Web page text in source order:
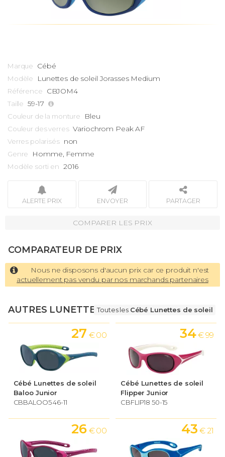
Marque Cébé
Modèle Lunettes de soleil Jorasses Medium
Référence CBJOM4
Taille 59-17
Couleur de la monture Bleu
Couleur des verres Variochrom Peak AF
Verres polarisés non
Genre Homme, Femme
Modèle sorti en 2016
ALERTE PRIX ENVOYER PARTAGER
COMPARER LES PRIX
COMPARATEUR DE PRIX
Nous ne disposons d'aucun prix car ce produit n'est
actuellement pas vendu par nos marchands partenaires
AUTRES LUNETTESToutes les Cébé Lunettes de soleil
Cébé Lunettes de soleil
Baloo Junior
CBBALOO5 46-11
27 € 00
Cébé Lunettes de soleil
Flipper Junior
CBFLIP18 50-15
34 € 99
26 € 00 43 € 21